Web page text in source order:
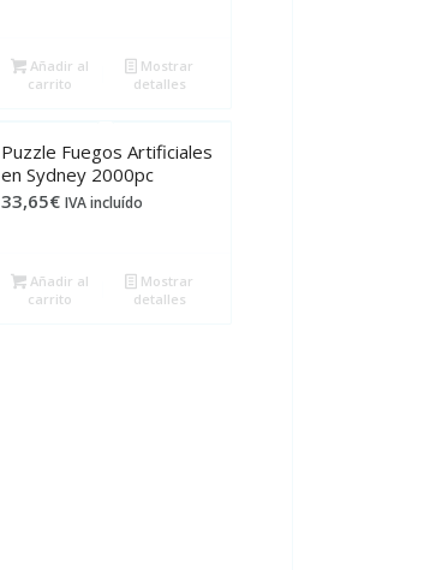
Añadir al
carrito
Mostrar
detalles
Puzzle Fuegos Artificiales
en Sydney 2000pc
33,65€ IVA incluído
Añadir al
carrito
Mostrar
detalles